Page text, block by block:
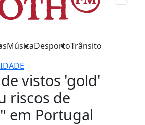
MúsicaDesportoTrânsito
vistos 'gold'
riscos de
em Portugal